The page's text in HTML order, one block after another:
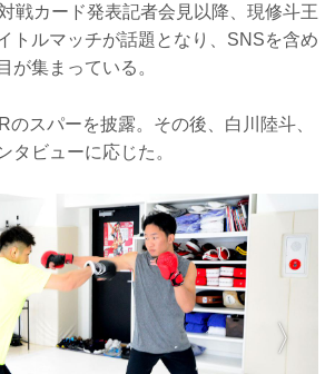
戦カード発表記者会見以降、現修斗王
トルマッチが話題となり、SNSを含め
が集まっている。
のスパーを披露。その後、白川陸斗、
タビューに応じた。